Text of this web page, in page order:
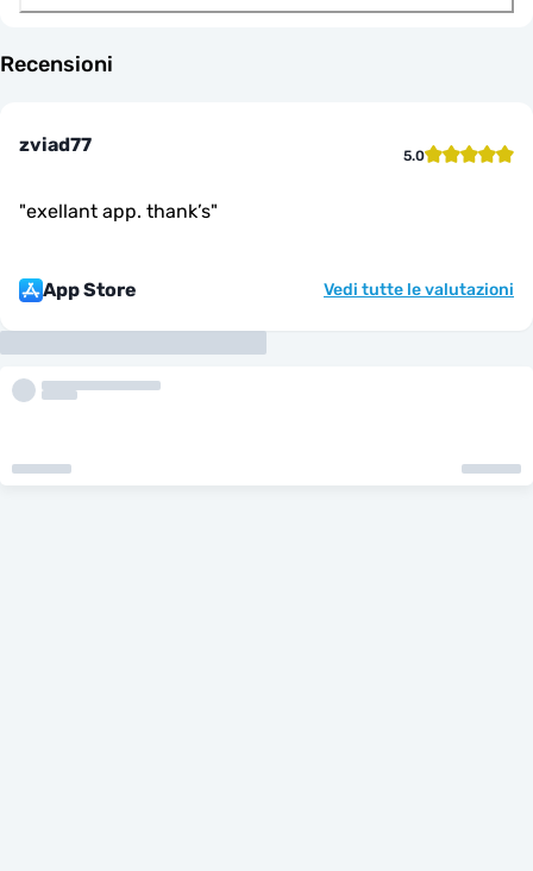
Recensioni
zviad77 5.0
"exellant app. thank’s"
App Store Vedi tutte le valutazioni